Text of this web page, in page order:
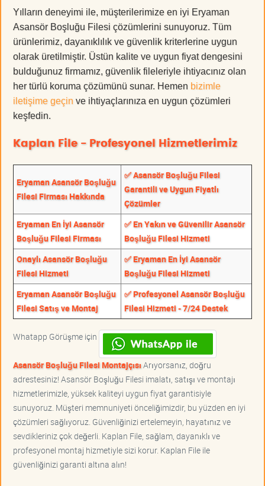
Yılların deneyimi ile, müşterilerimize en iyi Eryaman
Asansör Boşluğu Filesi çözümlerini sunuyoruz. Tüm
ürünlerimiz, dayanıklılık ve güvenlik kriterlerine uygun
olarak üretilmiştir. Üstün kalite ve uygun fiyat dengesini
bulduğunuz firmamız, güvenlik fileleriyle ihtiyacınız olan
her türlü koruma çözümünü sunar. Hemen bizimle
iletişime geçin ve ihtiyaçlarınıza en uygun çözümleri
keşfedin.
Kaplan File - Profesyonel Hizmetlerimiz
Eryaman Asansör Boşluğu
Filesi Firması Hakkında
✅ Asansör Boşluğu Filesi
Garantili ve Uygun Fiyatlı
Çözümler
Eryaman En İyi Asansör
Boşluğu Filesi Firması
✅ En Yakın ve Güvenilir Asansör
Boşluğu Filesi Hizmeti
Onaylı Asansör Boşluğu
Filesi Hizmeti
✅ Eryaman En İyi Asansör
Boşluğu Filesi Hizmeti
Eryaman Asansör Boşluğu
Filesi Satış ve Montaj
✅ Profesyonel Asansör Boşluğu
Filesi Hizmeti - 7/24 Destek
Whatapp Görüşme için
Asansör Boşluğu Filesi MontajçısıArıyorsanız, doğru
adrestesiniz! Asansör Boşluğu Filesi imalatı, satışı ve montajı
hizmetlerimizle, yüksek kaliteyi uygun fiyat garantisiyle
sunuyoruz. Müşteri memnuniyeti önceliğimizdir, bu yüzden en iyi
çözümleri sağlıyoruz. Güvenliğinizi ertelemeyin, hayatınız ve
sevdikleriniz çok değerli. Kaplan File, sağlam, dayanıklı ve
profesyonel montaj hizmetiyle sizi korur. Kaplan File ile
güvenliğinizi garanti altına alın!